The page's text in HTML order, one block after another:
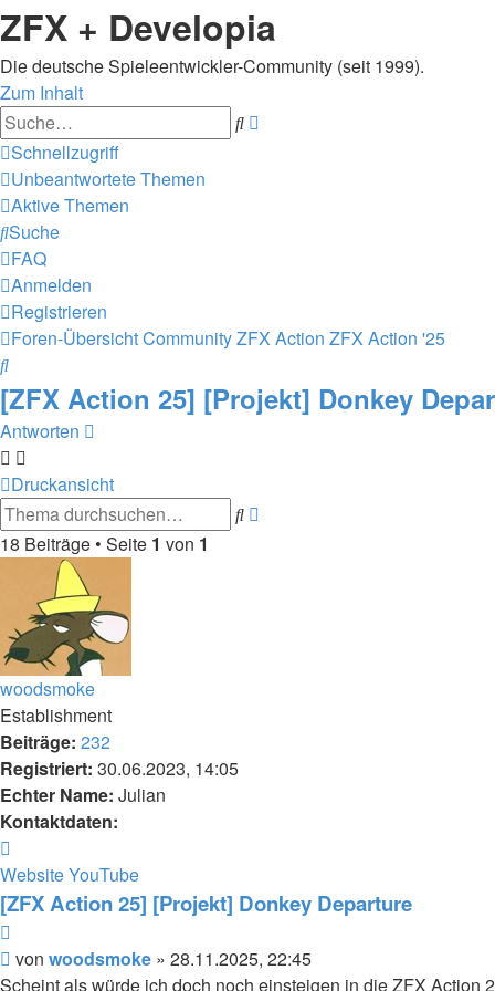
ZFX + Developia
Die deutsche Spieleentwickler-Community (seit 1999).
Zum Inhalt
Suche
Schnellzugriff
Unbeantwortete Themen
Aktive Themen
Suche
FAQ
Anmelden
Registrieren
Foren-ÜbersichtCommunityZFX Action ZFX Action '25
Suche
[ZFX Action 25] [Projekt] Donkey
Antworten
Druckansicht
Suche
18 Beiträge • Seite 1 von 1
woodsmoke
Establishment
Beiträge: 232
Registriert: 30.06.2023, 14:05
Echter Name: Julian
Kontaktdaten:
von
woodsmoke
WebsiteYouTube
[ZFX Action 25] [Projekt] Donkey Departure
Beitrag
von woodsmoke » 28.11.2025, 22:45
Scheint als würde ich doch noch einsteigen in die ZFX Action